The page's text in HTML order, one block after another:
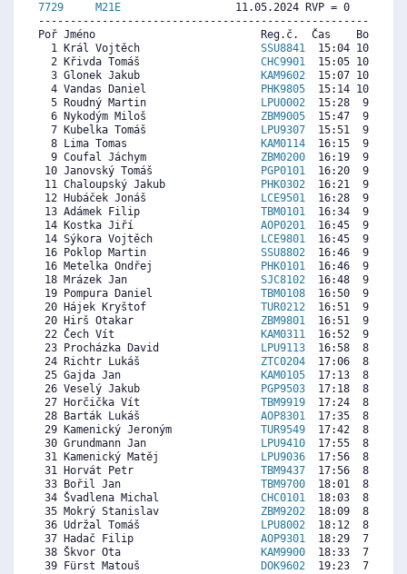
7729 M21E
11.05.2024 RVP = 0     IP
Poř Jméno                          Reg.č.  Čas    Body
  1 Král Vojtěch
SSU8841
15:04 10241
  2 Křivda Tomáš
CHC9901
15:05 10230
  3 Glonek Jakub
KAM9602
15:07 10207
  4 Vandas Daniel
PHK9805
15:14 10128
  5 Roudný Martin
LPU0002
15:28  9970
  6 Nykodým Miloš
ZBM9005
15:47  9755
  7 Kubelka Tomáš
LPU9307
15:51  9710
  8 Lima Tomas
KAM0114
16:15  9439
  9 Coufal Jáchym
ZBM0200
16:19  9394
10 Janovský Tomáš
PGP0101
16:20  9382
11 Chaloupský Jakub
PHK0302
16:21  9371
12 Hubáček Jonáš
LCE9501
16:28  9292
13 Adámek Filip TBM0101
16:34  9224
14 Kostka Jiří AOP0201
16:45  9100
14 Sýkora Vojtěch
LCE9801
16:45  9100
16 Poklop Martin SSU8802
16:46  9089
16 Metelka Ondřej
PHK0101
16:46  9089
18 Mrázek Jan SJC8102
16:48  9066
19 Pompura Daniel TBM0108
16:50  9044
20 Hájek Kryštof TUR0212
16:51  9032
20 Hirš Otakar ZBM9801
16:51  9032
22 Čech Vít
KAM0311
16:52  9021
23 Procházka David
LPU9113
16:58  8953
24 Richtr Lukáš ZTC0204
17:06  8863
25 Gajda Jan
KAM0105
17:13  8784
26 Veselý Jakub
PGP9503
17:18  8727
27 Horčička Vít TBM9919
17:24  8660
28 Barták Lukáš AOP8301
17:35  8535
29 Kamenický Jeroným TUR9549
17:42  8456
30 Grundmann Jan
LPU9410
17:55  8309
31 Kamenický Matěj
LPU9036
17:56  8298
31 Horvát Petr TBM9437
17:56  8298
33 Bořil Jan TBM9700
18:01  8242
34 Švadlena Michal CHC0101
18:03  8219
35 Mokrý Stanislav ZBM9202
18:09  8151
36 Udržal Tomáš
LPU8002
18:12  8117
37 Hadač Filip AOP9301
18:29  7925
38 Škvor Ota
KAM9900
18:33  7880
39 Fürst Matouš
DOK9602
19:23  7315